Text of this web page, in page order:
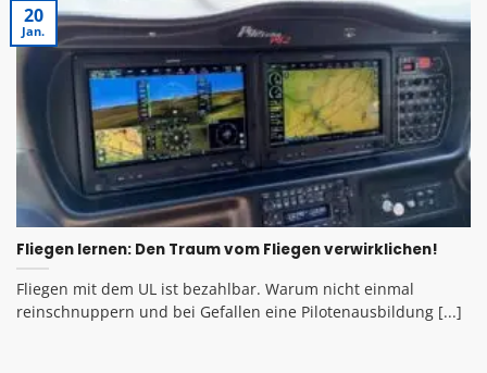
Fliegen lernen: Den Traum vom Fliegen verwirklichen!
Fliegen mit dem UL ist bezahlbar. Warum nicht einmal
reinschnuppern und bei Gefallen eine Pilotenausbildung [...]
20
Jan.